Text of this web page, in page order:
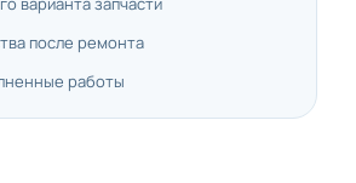
после ремонта
работы